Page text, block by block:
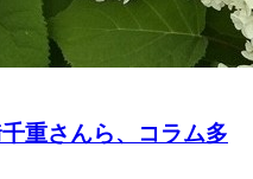
重さんら、コラム多